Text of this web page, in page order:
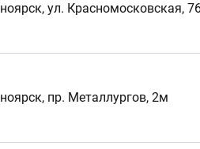
ул. Красномосковская,
пр. Металлургов, 2м